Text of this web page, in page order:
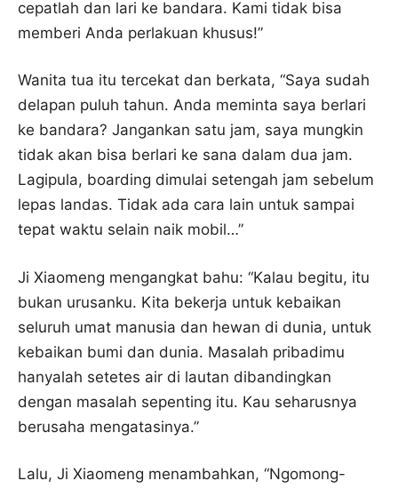
cepatlah dan lari ke bandara. Kami tidak bisa
memberi Anda perlakuan khusus!”
Wanita tua itu tercekat dan berkata, “Saya sudah
delapan puluh tahun. Anda meminta saya berlari
ke bandara? Jangankan satu jam, saya mungkin
tidak akan bisa berlari ke sana dalam dua jam.
Lagipula, boarding dimulai setengah jam sebelum
lepas landas. Tidak ada cara lain untuk sampai
tepat waktu selain naik mobil…”
Ji Xiaomeng mengangkat bahu: “Kalau begitu, itu
bukan urusanku. Kita bekerja untuk kebaikan
seluruh umat manusia dan hewan di dunia, untuk
kebaikan bumi dan dunia. Masalah pribadimu
hanyalah setetes air di lautan dibandingkan
dengan masalah sepenting itu. Kau seharusnya
berusaha mengatasinya.”
Lalu, Ji Xiaomeng menambahkan, “Ngomong-